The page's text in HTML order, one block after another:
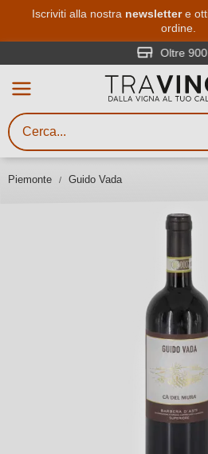
Iscriviti alla nostra newslettere
ordine.
Oltre 900
Piemonte Guido Vada
Ricerca vini
Inserisci almeno 3 caratteri
gusto, occasione,
vitigno, regione,